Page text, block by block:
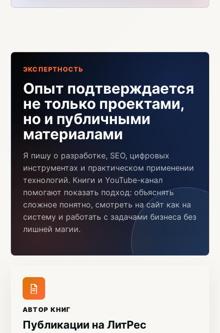
ЭКСПЕРТНОСТЬ
Опыт подтверждается
не только проектами,
но и публичными
материалами
Я пишу о разработке, SEO, цифровых
инструментах и практическом применении
технологий. Книги и YouTube-канал
помогают показать подход: объяснять
сложное понятно, смотреть на сайт как на
систему и работать с задачами бизнеса без
лишней магии.
АВТОР КНИГ
Публикации на ЛитРес